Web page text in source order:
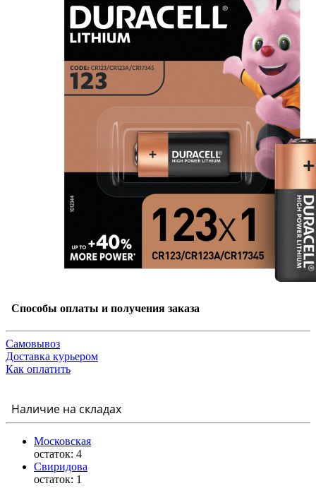
Способы оплаты и получения заказа
Самовывоз
Доставка курьером
Как оплатить
Наличие на складах
Московская
остаток: 4
Свиридова
остаток: 1